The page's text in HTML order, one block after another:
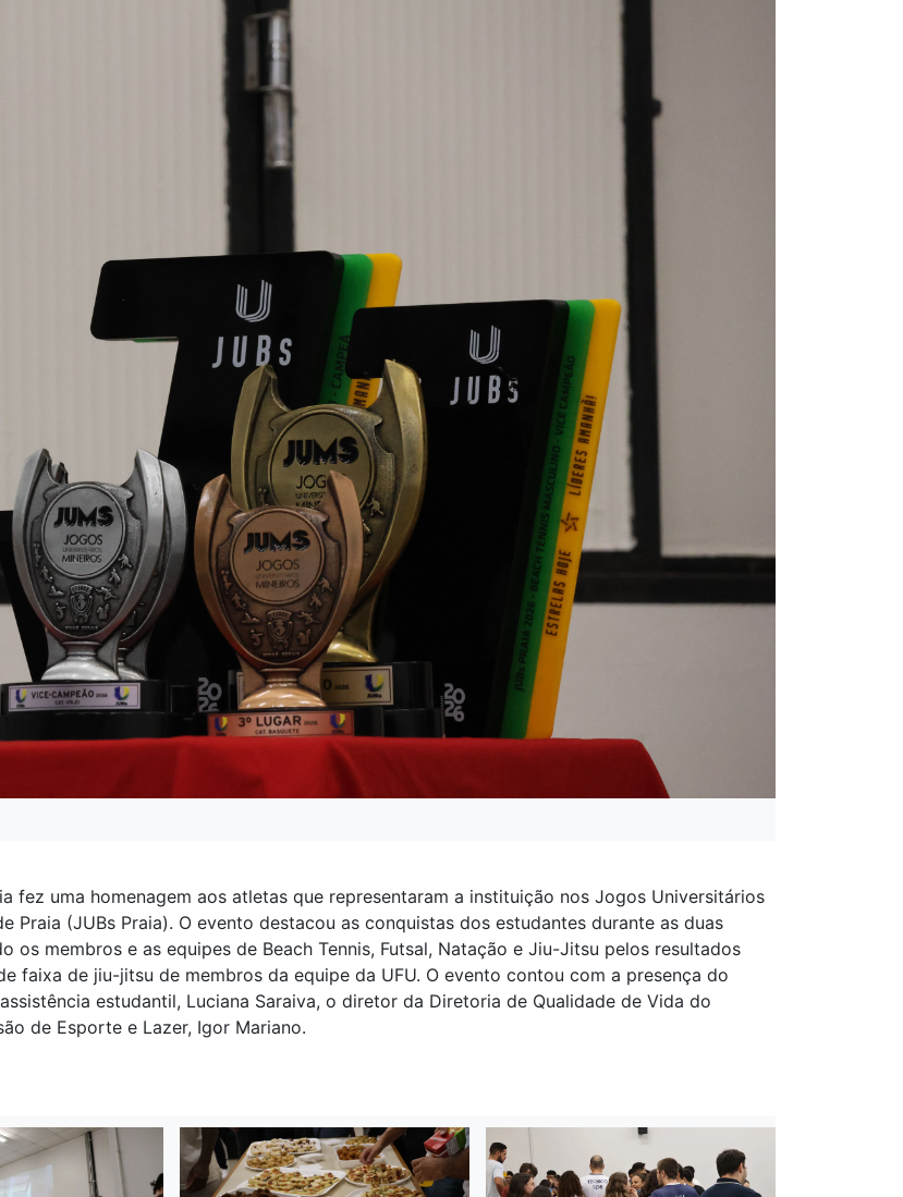
fez uma homenagem aos atletas que representaram a instituição nos Jogos Universitários
(JUBs Praia). O evento destacou as conquistas dos estudantes durante as duas
os membros e as equipes de Beach Tennis, Futsal, Natação e Jiu-Jitsu pelos resultados
faixa de jiu-jitsu de membros da equipe da UFU. O evento contou com a presença do
estudantil, Luciana Saraiva, o diretor da Diretoria de Qualidade de Vida do
de Esporte e Lazer, Igor Mariano.